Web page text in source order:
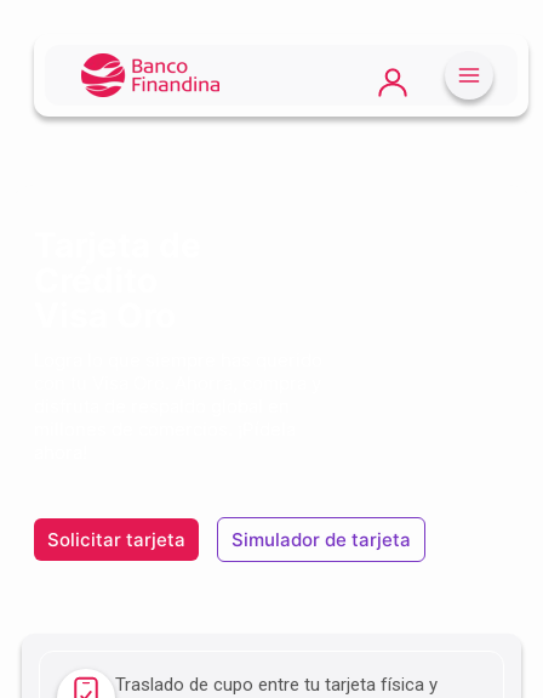
Solicitar tarjeta Simulador de tarjeta
Traslado de cupo entre tu tarjeta física y